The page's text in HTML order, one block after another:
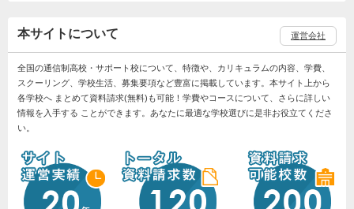
本サイトについて 運営会社
全国の通信制高校・サポート校について、特徴や、カリキュラムの内容、学費、
スクーリング、学校生活、募集要項など豊富に掲載しています。本サイト上から
各学校へ まとめて資料請求(無料)も可能！学費やコースについて、さらに詳しい
情報を入手する ことができます。あなたに最適な学校選びに是非お役立てくださ
い。